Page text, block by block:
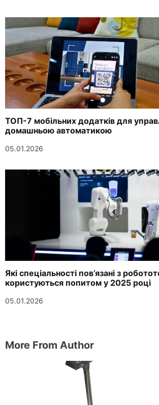
ТОП-7 мобільних додатків для
домашньою автоматикою
05.01.2026
Які спеціальності пов’язані з
користуються попитом у 2025 році
05.01.2026
More From Author